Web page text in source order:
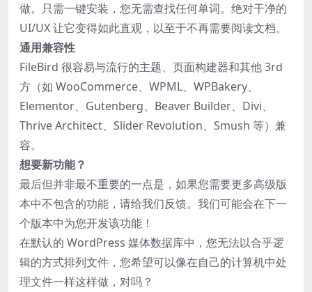
做。只需一键安装，您无需查找任何单词。绝对干净的
UI/UX 让它变得如此直观，以至于不再需要阅读文档。
通用兼容性
FileBird 很容易与流行的主题、页面构建器和其他 3rd
方（如 WooCommerce、WPML、WPBakery、
Elementor、Gutenberg、Beaver Builder、Divi、
Thrive Architect、Slider Revolution、Smush 等）兼
容。
想要新功能？
最后但并非最不重要的一点是，如果您需要更多高级版
本中不包含的功能，请给我们反馈。我们可能会在下一
个版本中为您开发该功能！
在默认的 WordPress 媒体数据库中，您无法以合乎逻
辑的方式排列文件，您希望可以像在自己的计算机中处
理文件一样这样做，对吗？